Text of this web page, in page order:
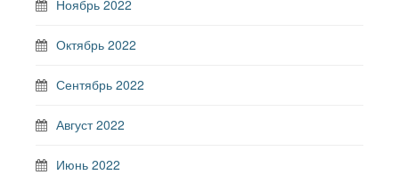
Ноябрь 2022
Октябрь 2022
Сентябрь 2022
Август 2022
Июнь 2022